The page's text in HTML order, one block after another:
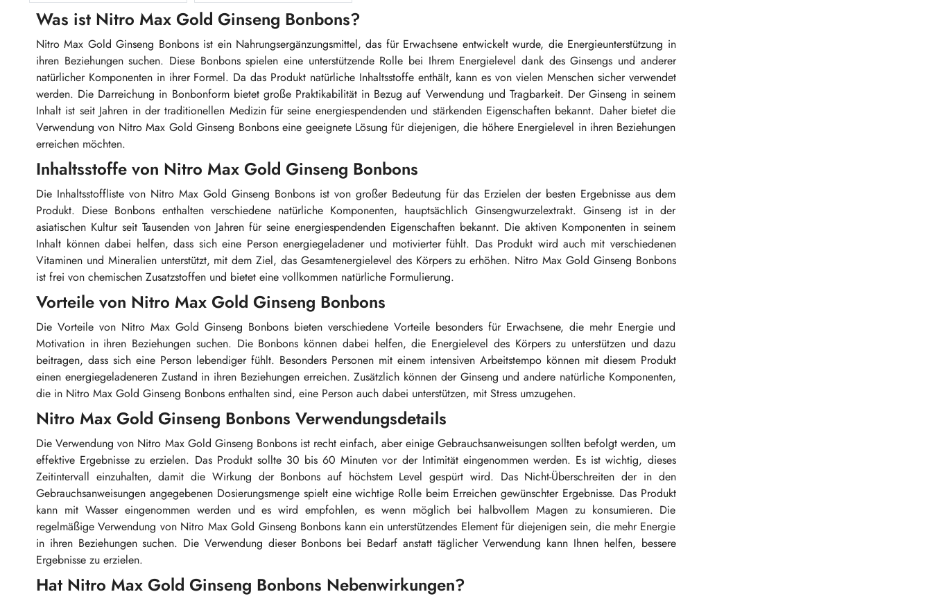
Was ist Nitro Max Gold Ginseng Bonbons?
Nitro Max Gold Ginseng Bonbons ist ein Nahrungsergänzungsmittel, das für Erwachsene entwickelt wurde, die Energieunterstützung in
ihren Beziehungen suchen. Diese Bonbons spielen eine unterstützende Rolle bei Ihrem Energielevel dank des Ginsengs und anderer
natürlicher Komponenten in ihrer Formel. Da das Produkt natürliche Inhaltsstoffe enthält, kann es von vielen Menschen sicher verwendet
werden. Die Darreichung in Bonbonform bietet große Praktikabilität in Bezug auf Verwendung und Tragbarkeit. Der Ginseng in seinem
Inhalt ist seit Jahren in der traditionellen Medizin für seine energiespendenden und stärkenden Eigenschaften bekannt. Daher bietet die
Verwendung von Nitro Max Gold Ginseng Bonbons eine geeignete Lösung für diejenigen, die höhere Energielevel in ihren Beziehungen
erreichen möchten.
Inhaltsstoffe von Nitro Max Gold Ginseng Bonbons
Die Inhaltsstoffliste von Nitro Max Gold Ginseng Bonbons ist von großer Bedeutung für das Erzielen der besten Ergebnisse aus dem
Produkt. Diese Bonbons enthalten verschiedene natürliche Komponenten, hauptsächlich Ginsengwurzelextrakt. Ginseng ist in der
asiatischen Kultur seit Tausenden von Jahren für seine energiespendenden Eigenschaften bekannt. Die aktiven Komponenten in seinem
Inhalt können dabei helfen, dass sich eine Person energiegeladener und motivierter fühlt. Das Produkt wird auch mit verschiedenen
Vitaminen und Mineralien unterstützt, mit dem Ziel, das Gesamtenergielevel des Körpers zu erhöhen. Nitro Max Gold Ginseng Bonbons
ist frei von chemischen Zusatzstoffen und bietet eine vollkommen natürliche Formulierung.
Vorteile von Nitro Max Gold Ginseng Bonbons
Die Vorteile von Nitro Max Gold Ginseng Bonbons bieten verschiedene Vorteile besonders für Erwachsene, die mehr Energie und
Motivation in ihren Beziehungen suchen. Die Bonbons können dabei helfen, die Energielevel des Körpers zu unterstützen und dazu
beitragen, dass sich eine Person lebendiger fühlt. Besonders Personen mit einem intensiven Arbeitstempo können mit diesem Produkt
einen energiegeladeneren Zustand in ihren Beziehungen erreichen. Zusätzlich können der Ginseng und andere natürliche Komponenten,
die in Nitro Max Gold Ginseng Bonbons enthalten sind, eine Person auch dabei unterstützen, mit Stress umzugehen.
Nitro Max Gold Ginseng Bonbons Verwendungsdetails
Die Verwendung von Nitro Max Gold Ginseng Bonbons ist recht einfach, aber einige Gebrauchsanweisungen sollten befolgt werden, um
effektive Ergebnisse zu erzielen. Das Produkt sollte 30 bis 60 Minuten vor der Intimität eingenommen werden. Es ist wichtig, dieses
Zeitintervall einzuhalten, damit die Wirkung der Bonbons auf höchstem Level gespürt wird. Das Nicht-Überschreiten der in den
Gebrauchsanweisungen angegebenen Dosierungsmenge spielt eine wichtige Rolle beim Erreichen gewünschter Ergebnisse. Das Produkt
kann mit Wasser eingenommen werden und es wird empfohlen, es wenn möglich bei halbvollem Magen zu konsumieren. Die
regelmäßige Verwendung von Nitro Max Gold Ginseng Bonbons kann ein unterstützendes Element für diejenigen sein, die mehr Energie
in ihren Beziehungen suchen. Die Verwendung dieser Bonbons bei Bedarf anstatt täglicher Verwendung kann Ihnen helfen, bessere
Ergebnisse zu erzielen.
Hat Nitro Max Gold Ginseng Bonbons Nebenwirkungen?